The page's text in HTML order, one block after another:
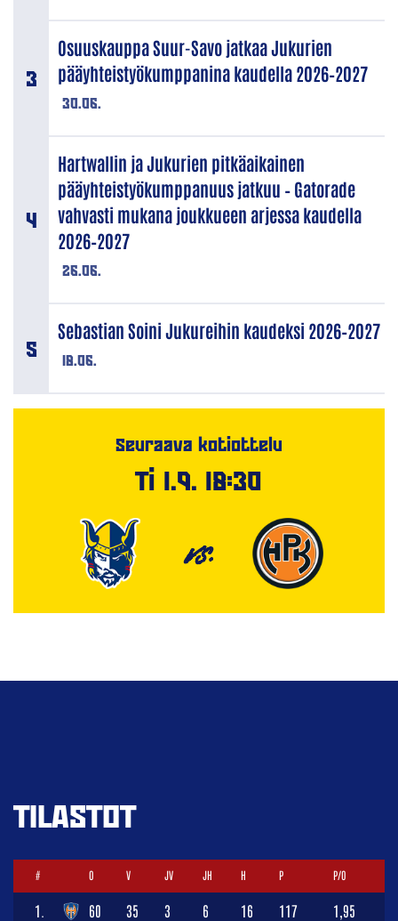
30.06.
Osuuskauppa Suur-Savo jatkaa Jukurien
pääyhteistyökumppanina kaudella 2026–2027
26.06.
Hartwallin ja Jukurien pitkäaikainen
pääyhteistyökumppanuus jatkuu – Gatorade
vahvasti mukana joukkueen arjessa kaudella
2026–2027
18.06.
Sebastian Soini Jukureihin kaudeksi 2026–2027
Seuraava kotiottelu
Ti 1.9. 18:30
VS.
TILASTOT
# O V JV JH H P P/O
1. 60 35 3 6 16 117 1,95